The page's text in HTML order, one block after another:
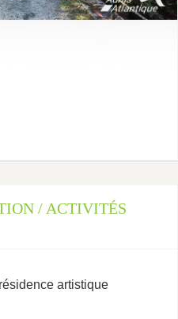
/ ACTIVITÉS
artistique